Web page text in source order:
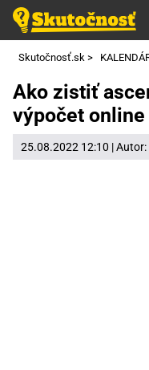
Skutočnosť.sk >
Ako zistiť
výpočet
25.08.2022 12:10 | Autor: